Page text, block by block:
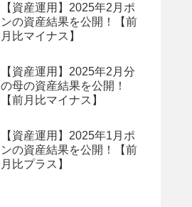
【資産運用】2025年2月ポ
ンの資産結果を公開！【前
月比マイナス】
【資産運用】2025年2月分
の母の資産結果を公開！
【前月比マイナス】
【資産運用】2025年1月ポ
ンの資産結果を公開！【前
月比プラス】